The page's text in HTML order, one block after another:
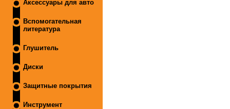
Аксессуары для авто
Вспомогательная
литература
Глушитель
Диски
Защитные покрытия
Инструмент